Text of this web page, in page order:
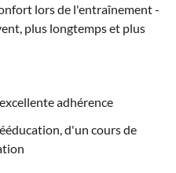
lors de l'entraînement -
plus longtemps et plus
adhérence
d'un cours de